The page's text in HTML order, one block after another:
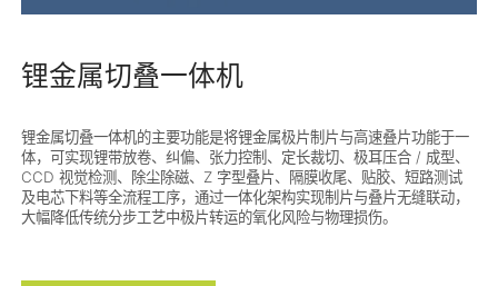
锂金属切叠一体机
锂金属切叠一体机的主要功能是将锂金属极片制片与高速叠片功能于一
体，可实现锂带放卷、纠偏、张力控制、定长裁切、极耳压合 / 成型、
CCD 视觉检测、除尘除磁、Z 字型叠片、隔膜收尾、贴胶、短路测试
及电芯下料等全流程工序，通过一体化架构实现制片与叠片无缝联动，
大幅降低传统分步工艺中极片转运的氧化风险与物理损伤。